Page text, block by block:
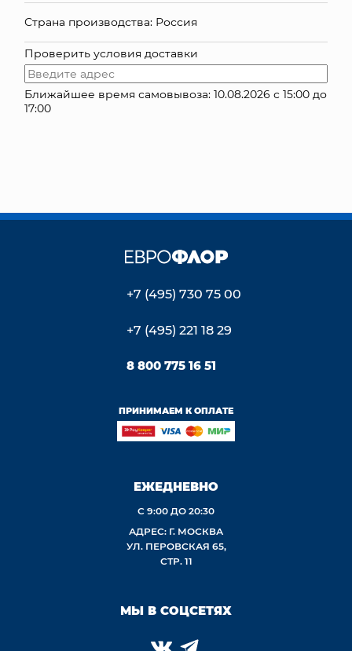
Страна производства: Россия
Проверить условия доставки
Ближайшее время самовывоза: 10.08.2026 с 15:00 до
17:00
+7 (495) 730 75 00
+7 (495) 221 18 29
8 800 775 16 51
ПРИНИМАЕМ К ОПЛАТЕ
ЕЖЕДНЕВНО
С 9:00 ДО 20:30
АДРЕС: Г. МОСКВА
УЛ. ПЕРОВСКАЯ 65,
СТР. 11
МЫ В СОЦСЕТЯХ